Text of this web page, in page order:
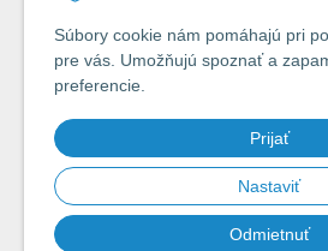
Súbory cookie nám pomáhajú pri
pre vás. Umožňujú spoznať a
preferencie.
Prijať
Nastaviť
Odmietnuť
Odoslaním formuláru súhlasím so
osobných údajov spoločnosti A-Z Rybár s.r.o.